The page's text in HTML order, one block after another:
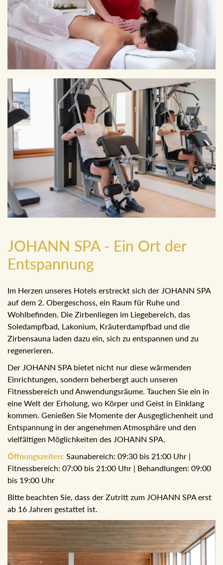
JOHANN SPA - Ein Ort der
Entspannung
Im Herzen unseres Hotels erstreckt sich der JOHANN SPA
auf dem 2. Obergeschoss, ein Raum für Ruhe und
Wohlbefinden. Die Zirbenliegen im Liegebereich, das
Soledampfbad, Lakonium, Kräuterdampfbad und die
Zirbensauna laden dazu ein, sich zu entspannen und zu
regenerieren.
Der JOHANN SPA bietet nicht nur diese wärmenden
Einrichtungen, sondern beherbergt auch unseren
Fitnessbereich und Anwendungsräume. Tauchen Sie ein in
eine Welt der Erholung, wo Körper und Geist in Einklang
kommen. Genießen Sie Momente der Ausgeglichenheit und
Entspannung in der angenehmen Atmosphäre und den
vielfältigen Möglichkeiten des JOHANN SPA.
Öffnungszeiten: Saunabereich: 09:30 bis 21:00 Uhr |
Fitnessbereich: 07:00 bis 21:00 Uhr | Behandlungen: 09:00
bis 19:00 Uhr
Bitte beachten Sie, dass der Zutritt zum JOHANN SPA erst
ab 16 Jahren gestattet ist.